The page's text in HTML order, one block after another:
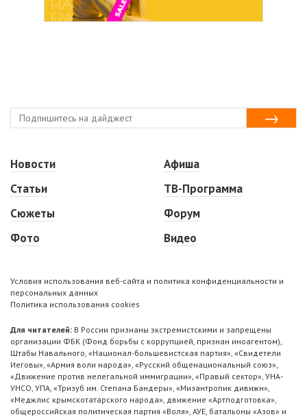
Новости
Статьи
Сюжеты
Фото
Афиша
ТВ-Программа
Форум
Видео
Условия использования веб-сайта и политика конфиденциальности и
персональных данных
Политика использования cookies
Для читателей: В России признаны экстремистскими и запрещены
организации ФБК (Фонд борьбы с коррупцией, признан иноагентом),
Штабы Навального, «Национал-большевистская партия», «Свидетели
Иеговы», «Армия воли народа», «Русский общенациональный союз»,
«Движение против нелегальной иммиграции», «Правый сектор», УНА-
УНСО, УПА, «Тризуб им. Степана Бандеры», «Мизантропик дивижн»,
«Меджлис крымскотатарского народа», движение «Артподготовка»,
общероссийская политическая партия «Воля», АУЕ, батальоны «Азов» и